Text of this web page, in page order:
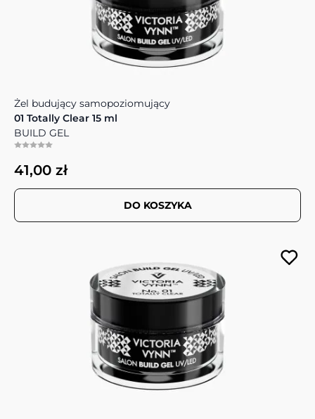
Żel budujący samopoziomujący
01 Totally Clear 15 ml
BUILD GEL
41,00 zł
DO KOSZYKA